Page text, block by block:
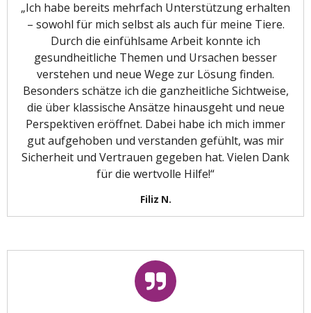
„Ich habe bereits mehrfach Unterstützung erhalten
– sowohl für mich selbst als auch für meine Tiere.
Durch die einfühlsame Arbeit konnte ich
gesundheitliche Themen und Ursachen besser
verstehen und neue Wege zur Lösung finden.
Besonders schätze ich die ganzheitliche Sichtweise,
die über klassische Ansätze hinausgeht und neue
Perspektiven eröffnet. Dabei habe ich mich immer
gut aufgehoben und verstanden gefühlt, was mir
Sicherheit und Vertrauen gegeben hat. Vielen Dank
für die wertvolle Hilfe!“
Filiz N.